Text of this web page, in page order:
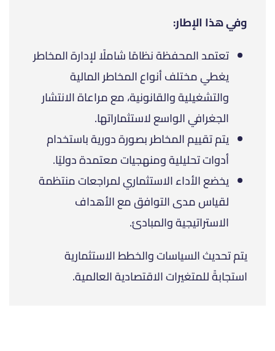
وفي هذا الإطار:
تعتمد المحفظة نظامًا شاملًا لإدارة المخاطر
يغطي مختلف أنواع المخاطر المالية
والتشغيلية والقانونية، مع مراعاة الانتشار
الجغرافي الواسع لاستثماراتها.
يتم تقييم المخاطر بصورة دورية باستخدام
أدوات تحليلية ومنهجيات معتمدة دوليًا.
يخضع الأداء الاستثماري لمراجعات منتظمة
لقياس مدى التوافق مع الأهداف
الاستراتيجية والمبادئ.
يتم تحديث السياسات والخطط الاستثمارية
استجابةً للمتغيرات الاقتصادية العالمية.